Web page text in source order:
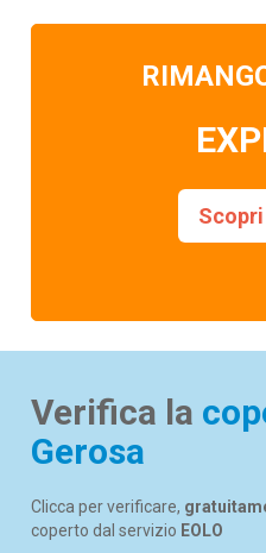
Verifica la
Gerosa
Clicca per verificare,
coperto dal servizio EOLO